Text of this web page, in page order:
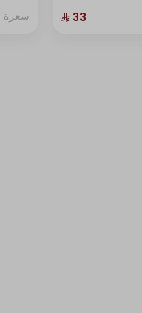
1048 ⁨⁦‪‬ 33⁩